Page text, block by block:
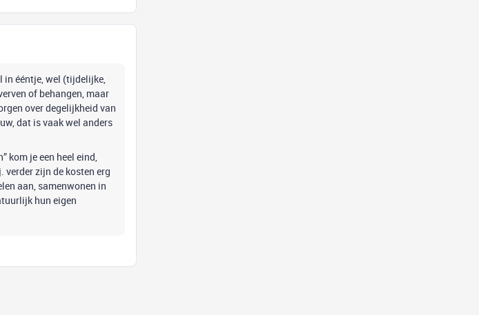
in ééntje, wel (tijdelijke,
of behangen, maar
over degelijkheid van
dat is vaak wel anders
kom je een heel eind,
verder zijn de kosten erg
aan, samenwonen in
hun eigen